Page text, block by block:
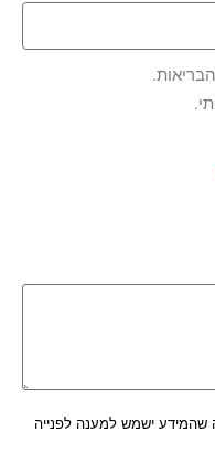
שהמידע ישמש למענה לפנייה